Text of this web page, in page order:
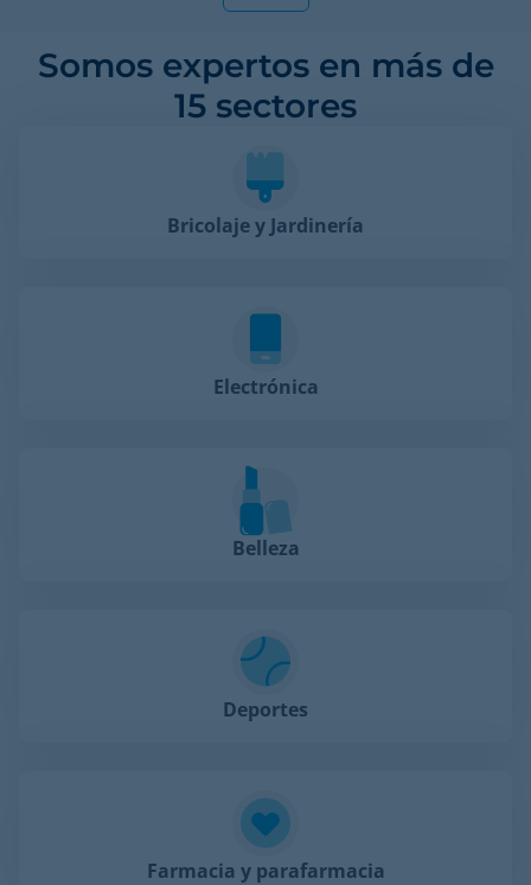
Somos expertos en más de
15 sectores
Bricolaje y Jardinería
Electrónica
Belleza
Deportes
Farmacia y parafarmacia